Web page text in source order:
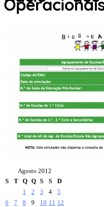
Agosto 2012
S
T Q Q S S
D
1
2 3 4
5
6
7 8 9 10 11 12